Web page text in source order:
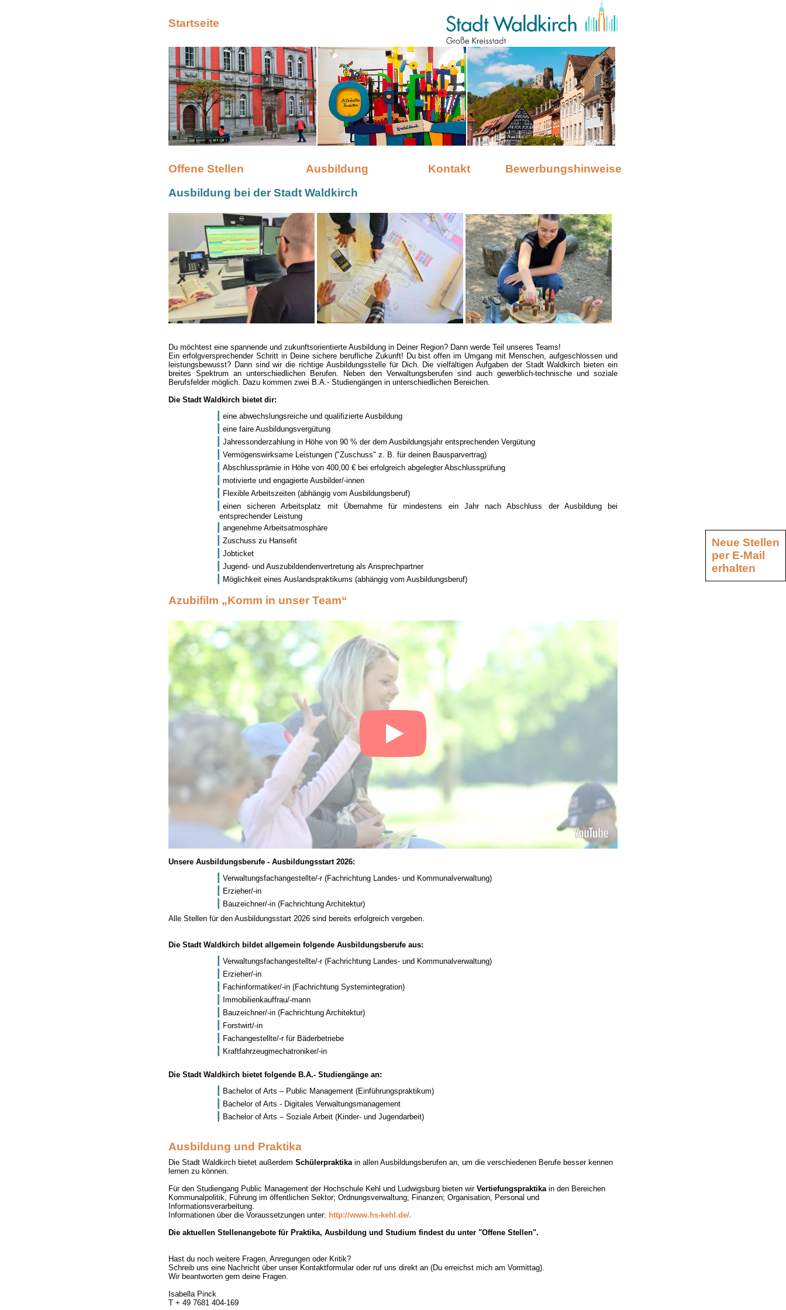
Startseite
Offene Stellen Ausbildung Kontakt
Bewerbungshinweise
Ausbildung bei der Stadt Waldkirch
Du möchtest eine spannende und zukunftsorientierte Ausbildung in Deiner Region? Dann werde Teil unseres Teams!
Ein erfolgversprechender Schritt in Deine sichere berufliche Zukunft! Du bist offen im Umgang mit Menschen, aufgeschlossen und
leistungsbewusst? Dann sind wir die richtige Ausbildungsstelle für Dich. Die vielfältigen Aufgaben der Stadt Waldkirch bieten ein
breites Spektrum an unterschiedlichen Berufen. Neben den Verwaltungsberufen sind auch gewerblich-technische und soziale
Berufsfelder möglich. Dazu kommen zwei B.A.- Studiengängen in unterschiedlichen Bereichen.
Die Stadt Waldkirch bietet dir:
eine abwechslungsreiche und qualifizierte Ausbildung
eine faire Ausbildungsvergütung
Jahressonderzahlung in Höhe von 90 % der dem Ausbildungsjahr entsprechenden Vergütung
Vermögenswirksame Leistungen ("Zuschuss" z. B. für deinen Bausparvertrag)
Abschlussprämie in Höhe von 400,00 € bei erfolgreich abgelegter Abschlussprüfung
motivierte und engagierte Ausbilder/-innen
Flexible Arbeitszeiten (abhängig vom Ausbildungsberuf)
einen sicheren Arbeitsplatz mit Übernahme für mindestens ein Jahr nach Abschluss der Ausbildung bei
entsprechender Leistung
angenehme Arbeitsatmosphäre
Zuschuss zu Hansefit
Jobticket
Jugend- und Auszubildendenvertretung als Ansprechpartner
Möglichkeit eines Auslandspraktikums (abhängig vom Ausbildungsberuf)
Azubifilm „Komm in unser Team“
Unsere Ausbildungsberufe - Ausbildungsstart 2026:
Verwaltungsfachangestellte/-r (Fachrichtung Landes- und Kommunalverwaltung)
Erzieher/-in
Bauzeichner/-in (Fachrichtung Architektur)
Alle Stellen für den Ausbildungsstart 2026 sind bereits erfolgreich vergeben.
Die Stadt Waldkirch bildet allgemein folgende Ausbildungsberufe aus:
Verwaltungsfachangestellte/-r (Fachrichtung Landes- und Kommunalverwaltung)
Erzieher/-in
Fachinformatiker/-in (Fachrichtung Systemintegration)
Immobilienkauffrau/-mann
Bauzeichner/-in (Fachrichtung Architektur)
Forstwirt/-in
Fachangestellte/-r für Bäderbetriebe
Kraftfahrzeugmechatroniker/-in
Die Stadt Waldkirch bietet folgende B.A.- Studiengänge an:
Bachelor of Arts – Public Management (Einführungspraktikum)
Bachelor of Arts - Digitales Verwaltungsmanagement
Bachelor of Arts – Soziale Arbeit (Kinder- und Jugendarbeit)
Ausbildung und Praktika
Die Stadt Waldkirch bietet außerdem Schülerpraktikain allen Ausbildungsberufen an, um die verschiedenen Berufe besser kennen
lernen zu können.
Für den Studiengang Public Management der Hochschule Kehl und Ludwigsburg bieten wir Vertiefungspraktikain den Bereichen
Kommunalpolitik, Führung im öffentlichen Sektor; Ordnungsverwaltung; Finanzen; Organisation, Personal und
Informationsverarbeitung.
Informationen über die Voraussetzungen unter: http://www.hs-kehl.de/.
Die aktuellen Stellenangebote für Praktika, Ausbildung und Studium findest du unter "Offene Stellen".
Hast du noch weitere Fragen, Anregungen oder Kritik?
Schreib uns eine Nachricht über unser Kontaktformular oder ruf uns direkt an (Du erreichst mich am Vormittag).
Wir beantworten gern deine Fragen.
Isabella Pinck
T + 49 7681 404-169
Neue Stellen
per E-Mail
erhalten